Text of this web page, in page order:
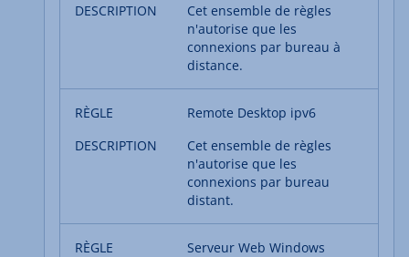
Cet ensemble de règles
n'autorise que les
connexions par bureau à
distance.
Remote Desktop ipv6
Cet ensemble de règles
n'autorise que les
connexions par bureau
distant.
Serveur Web Windows